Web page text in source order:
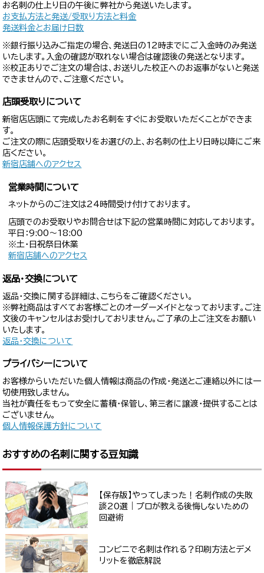
お名刺の仕上り日の午後に弊社から発送いたします。
お支払方法と発送/受取り方法と料金
発送料金とお届け日数
※銀行振り込みご指定の場合、発送日の12時までにご入金時のみ発送
いたします。入金の確認が取れない場合は確認後の発送となります。
※校正ありでご注文の場合は、お送りした校正へのお返事がないと発送
できませんので、ご注意ください。
店頭受取りについて
新宿店店頭にて完成したお名刺をすぐにお受取いただくことができま
す。
ご注文の際に店頭受取りをお選びの上、お名刺の仕上り日時以降にご来
店ください。
新宿店舗へのアクセス
営業時間について
ネットからのご注文は24時間受け付けております。
店頭でのお受取りやお問合せは下記の営業時間に対応しております。
平日：9:00〜18:00
※土・日祝祭日休業
新宿店舗へのアクセス
返品・交換について
返品・交換に関する詳細は、こちらをご確認ください。
※弊社商品はすべてお客様ごとのオーダーメイドとなっております。ご注
文後のキャンセルはお受けしておりません。ご了承の上ご注文をお願い
いたします。
返品・交換について
プライバシーについて
お客様からいただいた個人情報は商品の作成・発送とご連絡以外には一
切使用致しません。
当社が責任をもって安全に蓄積・保管し、第三者に譲渡・提供することは
ございません。
個人情報保護方針について
おすすめの名刺に関する豆知識
【保存版】やってしまった！名刺作成の失敗
談20選｜プロが教える後悔しないための
回避術
コンビニで名刺は作れる？印刷方法とデメ
リットを徹底解説